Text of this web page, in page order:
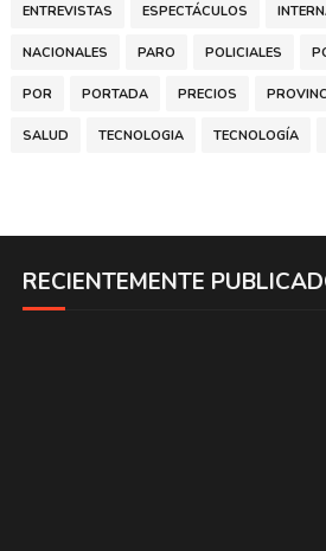
ENTREVISTAS ESPECTÁCULOS
NACIONALES PARO POLICIALES
POR PORTADA PRECIOS
SALUD TECNOLOGIA TECNOLOGÍA
RECIENTEMENTE